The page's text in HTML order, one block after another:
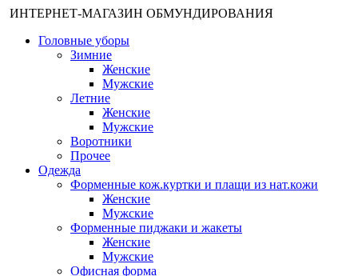
ИНТЕРНЕТ-МАГАЗИН ОБМУНДИРОВАНИЯ
Головные уборы
Зимние
Женские
Мужские
Летние
Женские
Мужские
Воротники
Прочее
Одежда
Форменные кож.куртки и плащи из нат.кожи
Женские
Мужские
Форменные пиджаки и жакеты
Женские
Мужские
Офисная форма